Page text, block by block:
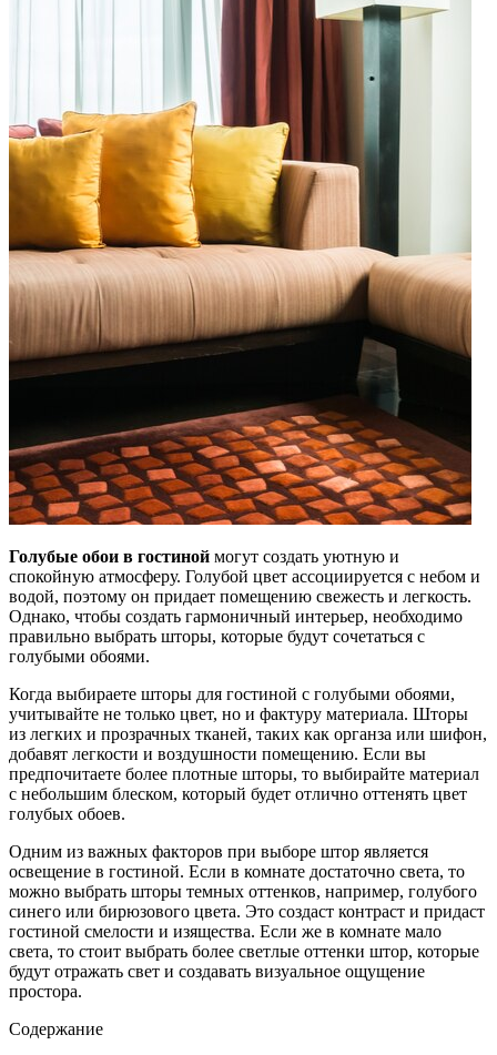
Голубые обои в гостиной могут создать уютную и
спокойную атмосферу. Голубой цвет ассоциируется с небом и
водой, поэтому он придает помещению свежесть и легкость.
Однако, чтобы создать гармоничный интерьер, необходимо
правильно выбрать шторы, которые будут сочетаться с
голубыми обоями.
Когда выбираете шторы для гостиной с голубыми обоями,
учитывайте не только цвет, но и фактуру материала. Шторы
из легких и прозрачных тканей, таких как органза или шифон,
добавят легкости и воздушности помещению. Если вы
предпочитаете более плотные шторы, то выбирайте материал
с небольшим блеском, который будет отлично оттенять цвет
голубых обоев.
Одним из важных факторов при выборе штор является
освещение в гостиной. Если в комнате достаточно света, то
можно выбрать шторы темных оттенков, например, голубого
синего или бирюзового цвета. Это создаст контраст и придаст
гостиной смелости и изящества. Если же в комнате мало
света, то стоит выбрать более светлые оттенки штор, которые
будут отражать свет и создавать визуальное ощущение
простора.
Содержание